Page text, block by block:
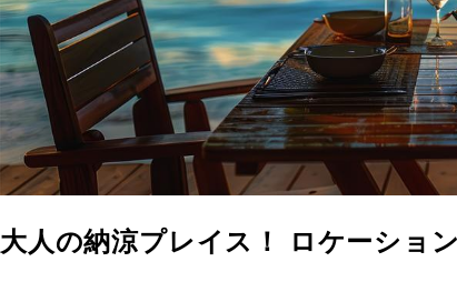
大人の納涼プレイス！ ロケーショ